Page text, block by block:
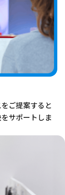
ご提案すると
サポートしま